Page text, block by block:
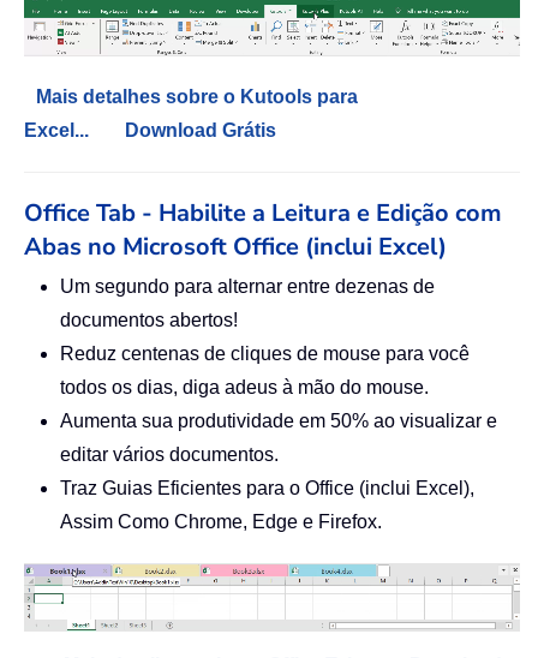
Mais detalhes sobre o Kutools para
Excel...
Download Grátis
Office Tab - Habilite a Leitura e Edição com
Abas no Microsoft Office (inclui Excel)
Um segundo para alternar entre dezenas de
documentos abertos!
Reduz centenas de cliques de mouse para você
todos os dias, diga adeus à mão do mouse.
Aumenta sua produtividade em 50% ao visualizar e
editar vários documentos.
Traz Guias Eficientes para o Office (inclui Excel),
Assim Como Chrome, Edge e Firefox.